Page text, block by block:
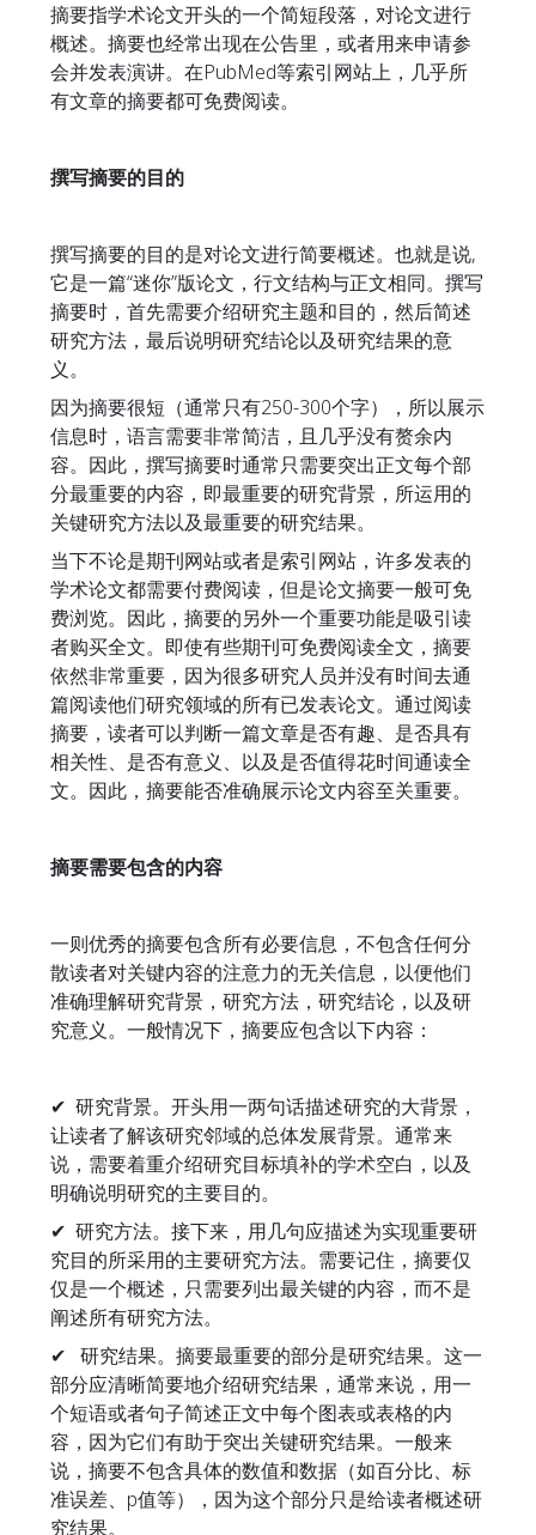
摘要指学术论文开头的一个简短段落，对论文进行
概述。摘要也经常出现在公告里，或者用来申请参
会并发表演讲。在PubMed等索引网站上，几乎所
有文章的摘要都可免费阅读。
撰写摘要的目的
撰写摘要的目的是对论文进行简要概述。也就是说,
它是一篇“迷你”版论文，行文结构与正文相同。撰写
摘要时，首先需要介绍研究主题和目的，然后简述
研究方法，最后说明研究结论以及研究结果的意
义。
因为摘要很短（通常只有250-300个字），所以展示
信息时，语言需要非常简洁，且几乎没有赘余内
容。因此，撰写摘要时通常只需要突出正文每个部
分最重要的内容，即最重要的研究背景，所运用的
关键研究方法以及最重要的研究结果。
当下不论是期刊网站或者是索引网站，许多发表的
学术论文都需要付费阅读，但是论文摘要一般可免
费浏览。因此，摘要的另外一个重要功能是吸引读
者购买全文。即使有些期刊可免费阅读全文，摘要
依然非常重要，因为很多研究人员并没有时间去通
篇阅读他们研究领域的所有已发表论文。通过阅读
摘要，读者可以判断一篇文章是否有趣、是否具有
相关性、是否有意义、以及是否值得花时间通读全
文。因此，摘要能否准确展示论文内容至关重要。
摘要需要包含的内容
一则优秀的摘要包含所有必要信息，不包含任何分
散读者对关键内容的注意力的无关信息，以便他们
准确理解研究背景，研究方法，研究结论，以及研
究意义。一般情况下，摘要应包含以下内容：
✔ 研究背景。开头用一两句话描述研究的大背景，
让读者了解该研究邻域的总体发展背景。通常来
说，需要着重介绍研究目标填补的学术空白，以及
明确说明研究的主要目的。
✔ 研究方法。接下来，用几句应描述为实现重要研
究目的所采用的主要研究方法。需要记住，摘要仅
仅是一个概述，只需要列出最关键的内容，而不是
阐述所有研究方法。
✔ 研究结果。摘要最重要的部分是研究结果。这一
部分应清晰简要地介绍研究结果，通常来说，用一
个短语或者句子简述正文中每个图表或表格的内
容，因为它们有助于突出关键研究结果。一般来
说，摘要不包含具体的数值和数据（如百分比、标
准误差、p值等），因为这个部分只是给读者概述研
究结果。